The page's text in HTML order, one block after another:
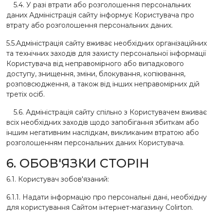
5.4. У разі втрати або розголошення персональних
даних Адміністрація сайту інформує Користувача про
втрату або розголошення персональних даних.
5.5.Адміністрація сайту вживає необхідних організаційних
та технічних заходів для захисту персональної інформації
Користувача від неправомірного або випадкового
доступу, знищення, зміни, блокування, копіювання,
розповсюдження, а також від інших неправомірних дій
третіх осіб.
5.6. Адміністрація сайту спільно з Користувачем вживає
всіх необхідних заходів щодо запобігання збиткам або
іншим негативним наслідкам, викликаним втратою або
розголошенням персональних даних Користувача.
6. ОБОВ'ЯЗКИ СТОРІН
6.1. Користувач зобов'язаний:
6.1.1. Надати інформацію про персональні дані, необхідну
для користування Сайтом інтернет-магазину Colirton.